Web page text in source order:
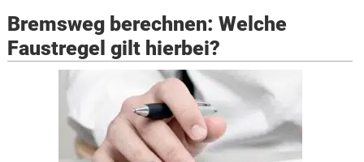
Bremsweg berechnen: Welche
Faustregel gilt hierbei?